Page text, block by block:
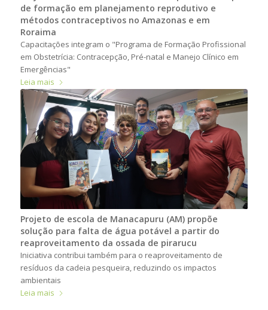
de formação em planejamento reprodutivo e
métodos contraceptivos no Amazonas e em
Roraima
Capacitações integram o "Programa de Formação Profissional
em Obstetrícia: Contracepção, Pré-natal e Manejo Clínico em
Emergências"
Leia mais
Projeto de escola de Manacapuru (AM) propõe
solução para falta de água potável a partir do
reaproveitamento da ossada de pirarucu
Iniciativa contribui também para o reaproveitamento de
resíduos da cadeia pesqueira, reduzindo os impactos
ambientais
Leia mais